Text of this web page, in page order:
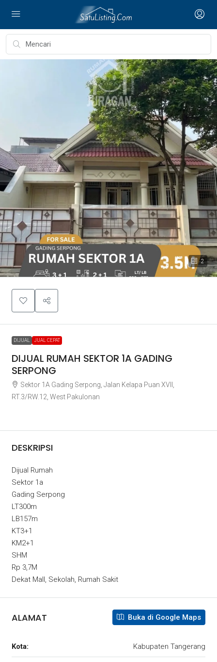
2
DIJUAL JUAL CEPAT
DIJUAL RUMAH SEKTOR 1A GADING
SERPONG
Sektor 1A Gading Serpong, Jalan Kelapa Puan XVII,
RT.3/RW.12, West Pakulonan
DESKRIPSI
Dijual Rumah
Sektor 1a
Gading Serpong
LT300m
LB157m
KT3+1
KM2+1
SHM
Rp 3,7M
Dekat Mall, Sekolah, Rumah Sakit
ALAMAT Buka di Google Maps
Kota: Kabupaten Tangerang